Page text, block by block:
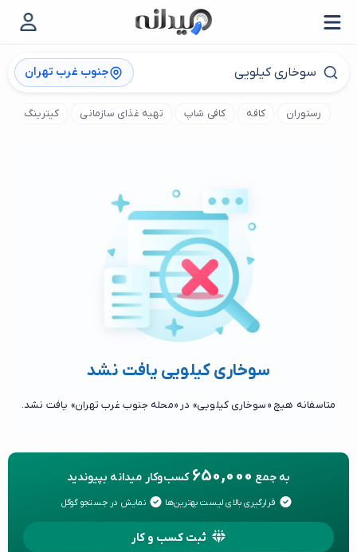
جنوب غرب تهران
رستوران کافه کافی شاپ تهیه غذای سازمانی کیترینگ
سوخاری کیلویی یافت نشد
متاسفانه هیچ «سوخاری کیلویی» در «محله جنوب غرب تهران» یافت نشد.
به جمع 650,000 کسب‌وکار میدانه بپیوندید
قرارگیری بالای لیست بهترین‌ها نمایش در جستجو گوگل
ثبت کسب و کار